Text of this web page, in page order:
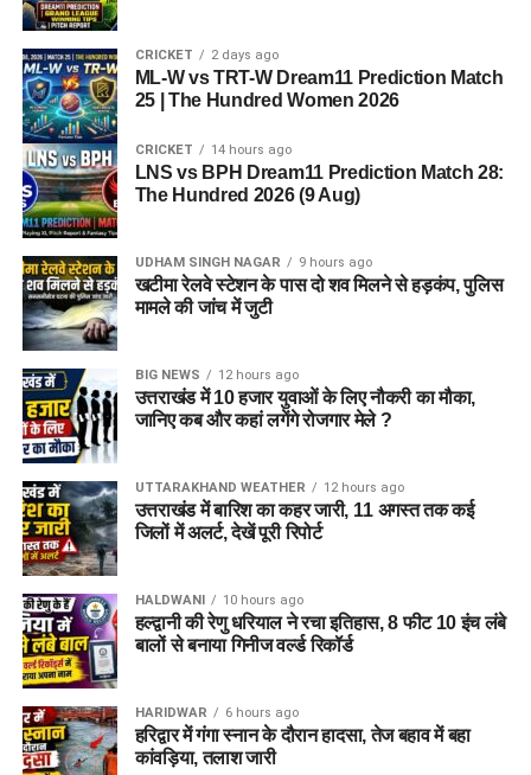
CRICKET 2 days ago
ML-W vs TRT-W Dream11 Prediction Match
25 | The Hundred Women 2026
CRICKET 14 hours ago
LNS vs BPH Dream11 Prediction Match 28:
The Hundred 2026 (9 Aug)
UDHAM SINGH NAGAR 9 hours ago
खटीमा रेलवे स्टेशन के पास दो शव मिलने से हड़कंप, पुलिस
मामले की जांच में जुटी
BIG NEWS 12 hours ago
उत्तराखंड में 10 हजार युवाओं के लिए नौकरी का मौका,
जानिए कब और कहां लगेंगे रोजगार मेले ?
UTTARAKHAND WEATHER 12 hours ago
उत्तराखंड में बारिश का कहर जारी, 11 अगस्त तक कई
जिलों में अलर्ट, देखें पूरी रिपोर्ट
HALDWANI 10 hours ago
हल्द्वानी की रेणु धरियाल ने रचा इतिहास, 8 फीट 10 इंच लंबे
बालों से बनाया गिनीज वर्ल्ड रिकॉर्ड
HARIDWAR 6 hours ago
हरिद्वार में गंगा स्नान के दौरान हादसा, तेज बहाव में बहा
कांवड़िया, तलाश जारी